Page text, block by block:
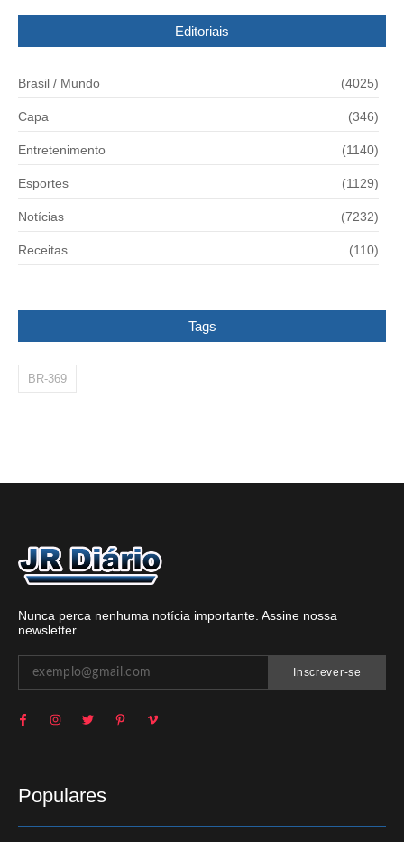
Editoriais
Brasil / Mundo (4025)
Capa (346)
Entretenimento (1140)
Esportes (1129)
Notícias (7232)
Receitas (110)
Tags
BR-369
Nunca perca nenhuma notícia importante. Assine nossa
newsletter
Inscrever-se
Populares